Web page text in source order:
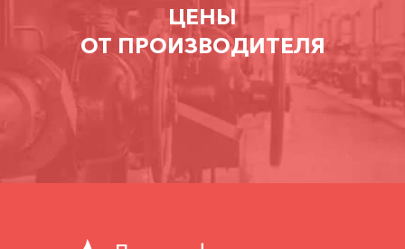
ЦЕНЫ
ОТ ПРОИЗВОДИТЕЛЯ